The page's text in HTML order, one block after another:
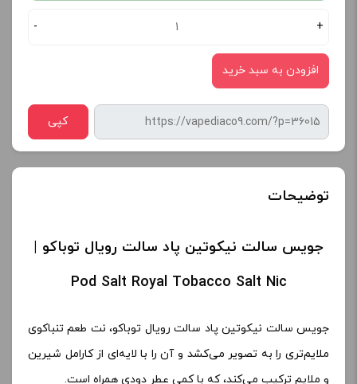
- +
افزودن به سبد خرید
کپی
توضیحات
جویس سالت نیکوتین پاد سالت رویال توباکو |
Pod Salt Royal Tobacco Salt Nic
جویس سالت نیکوتین پاد سالت رویال توباکو، نت طعم تنباکوی
ملایم‌تری را به تصویر می‌کشد و آن را با لایه‌ای از کارامل شیرین
و ملایم ترکیب می‌کند، که با کمی عطر دودی همراه است.